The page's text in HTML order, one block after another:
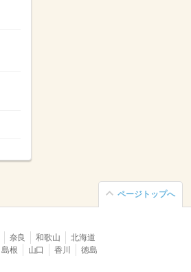
ページトップへ
奈良 和歌山
北海道
島根
山口 香川 徳島